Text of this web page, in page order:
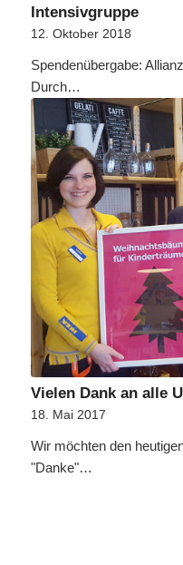
Intensivgruppe
12. Oktober 2018
Spendenübergabe:
Durch…
Vielen Dank an alle
18. Mai 2017
Wir möchten den
"Danke"…